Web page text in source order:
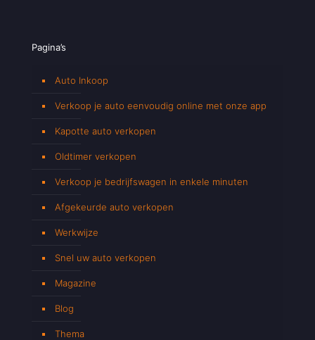
Pagina’s
Auto Inkoop
Verkoop je auto eenvoudig online met onze app
Kapotte auto verkopen
Oldtimer verkopen
Verkoop je bedrijfswagen in enkele minuten
Afgekeurde auto verkopen
Werkwijze
Snel uw auto verkopen
Magazine
Blog
Thema